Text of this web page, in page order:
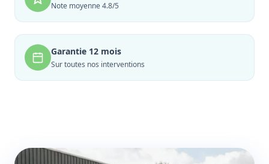
Note moyenne 4.8/5
Garantie 12 mois
Sur toutes nos interventions